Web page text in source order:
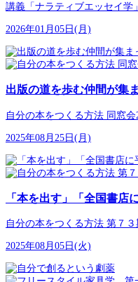
講義「ナラティブエッセイ学
2026年01月05日(月)
出版の道を歩む仲間が集
自分の本をつくる方法 同窓会
2025年08月25日(月)
「本を出す」「全国書店
自分の本をつくる方法 第７３
2025年08月05日(火)